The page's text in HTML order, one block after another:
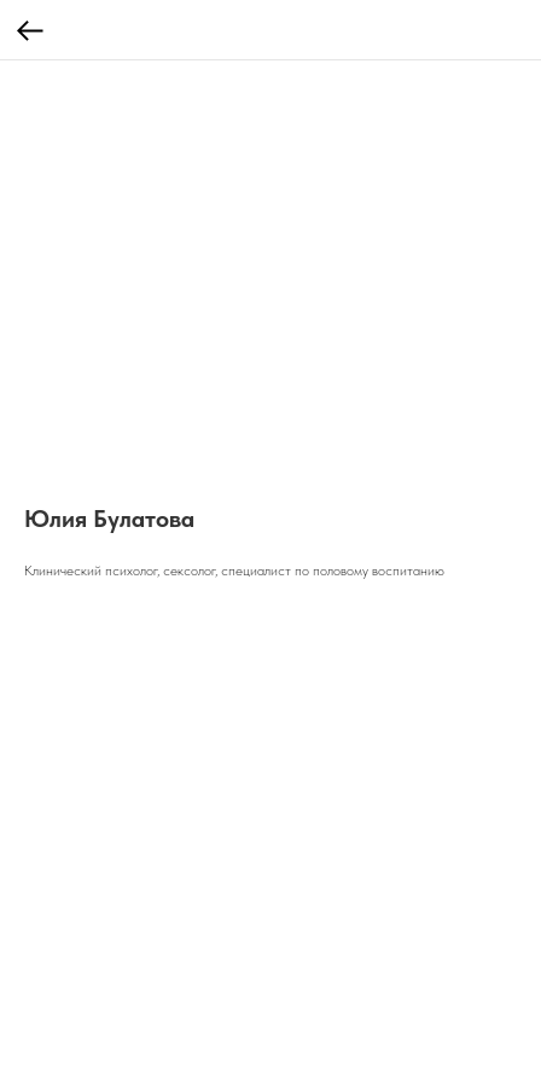
Юлия Булатова
Клинический психолог, сексолог, специалист по половому воспитанию